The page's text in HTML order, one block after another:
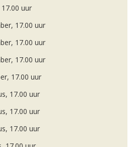
uur
17.00 uur
17.00 uur
17.00 uur
17.00 uur
17.00 uur
17.00 uur
17.00 uur